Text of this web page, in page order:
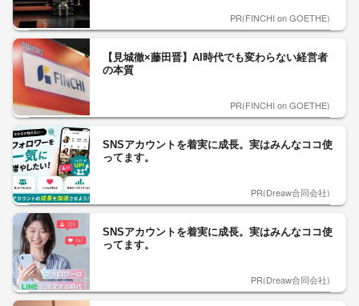
PR(FINCHI on GOETHE)
【見城徹×藤田晋】AI時代でも変わらない経営者
の本質
PR(FINCHI on GOETHE)
SNSアカウントを着実に成長。実はみんなココ使
ってます。
PR(Dreaw合同会社)
SNSアカウントを着実に成長。実はみんなココ使
ってます。
PR(Dreaw合同会社)